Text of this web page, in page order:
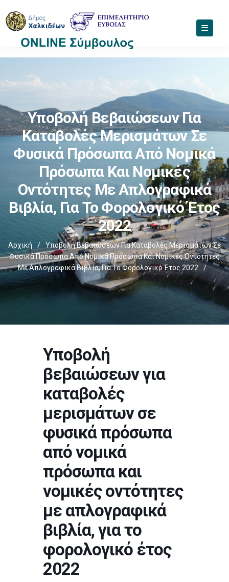
Υποβολή Βεβαιώσεων Για
Καταβολές Μερισμάτων Σε
Φυσικά Πρόσωπα Από Νομικά
Πρόσωπα Και Νομικές
Οντότητες Με Απλογραφικά
Βιβλία, Για Το Φορολογικό Έτος
2022
Αρχική /
Υποβολή Βεβαιώσεων Για Καταβολές Μερισμάτων Σε
Φυσικά Πρόσωπα Από Νομικά Πρόσωπα Και Νομικές Οντότητες
Με Απλογραφικά Βιβλία, Για Το Φορολογικό Έτος 2022
/
Υποβολή
βεβαιώσεων για
καταβολές
μερισμάτων σε
φυσικά πρόσωπα
από νομικά
πρόσωπα και
νομικές οντότητες
με απλογραφικά
βιβλία, για το
φορολογικό έτος
2022